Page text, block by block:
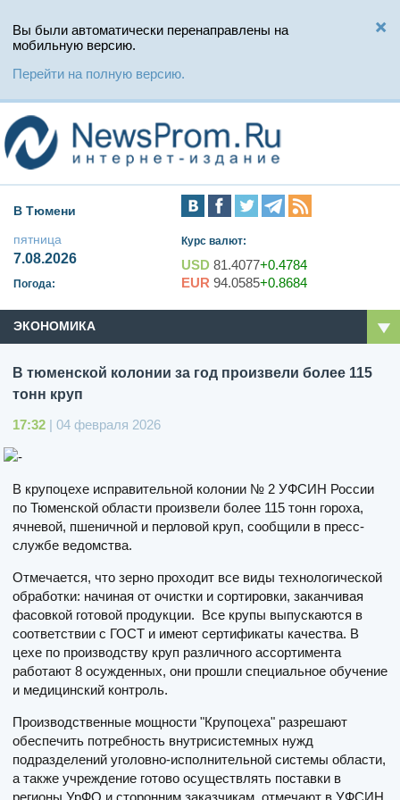
Вы были автоматически перенаправлены на
мобильную версию.
Перейти на полную версию.
В Тюмени
пятница
7.08.2026
Погода:
Курс валют:
USD 81.4077+0.4784
EUR 94.0585+0.8684
ЭКОНОМИКА
В тюменской колонии за год произвели более 115
тонн круп
17:32 | 04 февраля 2026
В крупоцехе исправительной колонии № 2 УФСИН России
по Тюменской области произвели более 115 тонн гороха,
ячневой, пшеничной и перловой круп, сообщили в пресс-
службе ведомства.
Отмечается, что зерно проходит все виды технологической
обработки: начиная от очистки и сортировки, заканчивая
фасовкой готовой продукции. Все крупы выпускаются в
соответствии с ГОСТ и имеют сертификаты качества. В
цехе по производству круп различного ассортимента
работают 8 осужденных, они прошли специальное обучение
и медицинский контроль.
Производственные мощности "Крупоцеха" разрешают
обеспечить потребность внутрисистемных нужд
подразделений уголовно-исполнительной системы области,
а также учреждение готово осуществлять поставки в
регионы УрФО и сторонним заказчикам, отмечают в УФСИН.